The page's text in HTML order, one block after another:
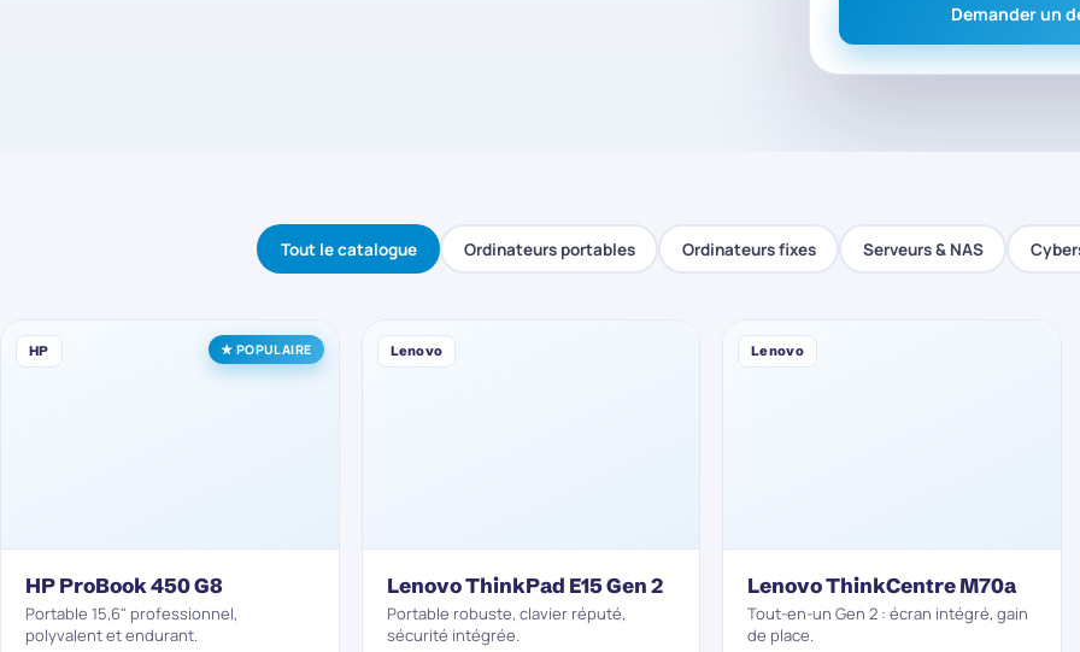
Demander un
Tout le catalogue Ordinateurs portables Ordinateurs fixes Serveurs & NAS
HP ★ POPULAIRE
HP ProBook 450 G8
Portable 15,6" professionnel,
polyvalent et endurant.
Lenovo
Lenovo ThinkPad E15 Gen 2
Portable robuste, clavier réputé,
sécurité intégrée.
Lenovo
Lenovo ThinkCentre M70a
Tout-en-un Gen 2 : écran intégré, gain
de place.